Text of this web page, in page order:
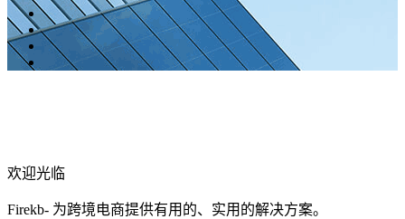
欢迎光临
Firekb- 为跨境电商提供有用的、实用的解决方案。